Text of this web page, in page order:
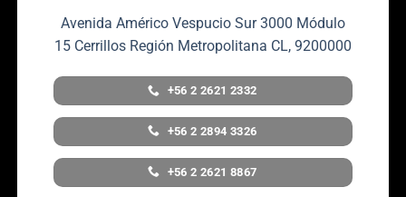
Avenida Américo Vespucio Sur 3000 Módulo
15 Cerrillos Región Metropolitana CL, 9200000
+56 2 2621 2332
+56 2 2894 3326
+56 2 2621 8867